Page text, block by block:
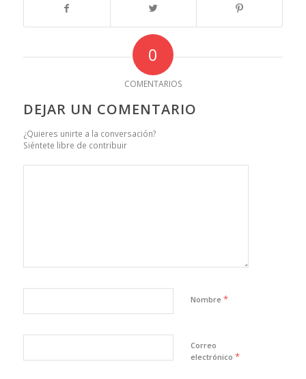
0
COMENTARIOS
DEJAR UN COMENTARIO
¿Quieres unirte a la conversación?
Siéntete libre de contribuir
Nombre *
Correo
electrónico *